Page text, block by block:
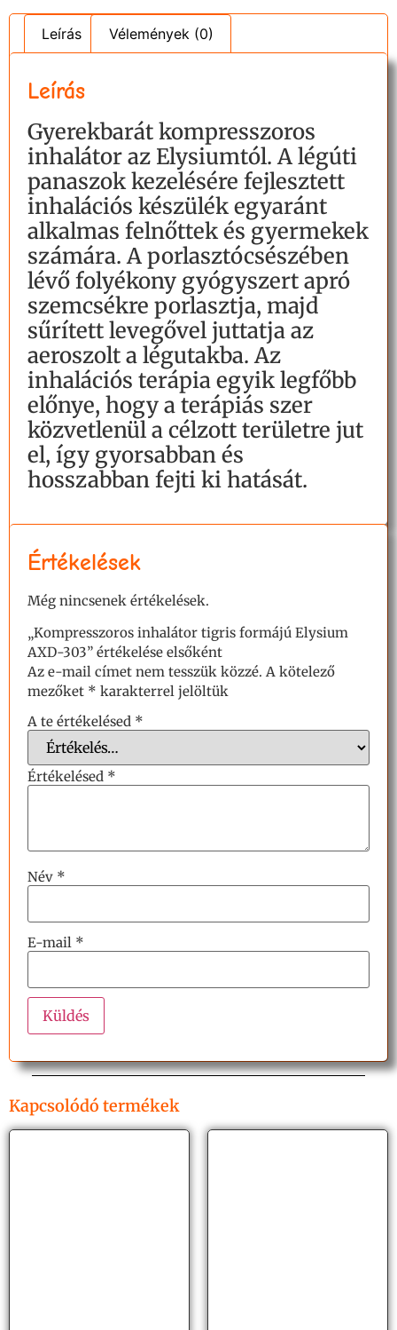
Leírás Vélemények (0)
Leírás
Gyerekbarát kompresszoros
inhalátor az Elysiumtól. A légúti
panaszok kezelésére fejlesztett
inhalációs készülék egyaránt
alkalmas felnőttek és gyermekek
számára. A porlasztócsészében
lévő folyékony gyógyszert apró
szemcsékre porlasztja, majd
sűrített levegővel juttatja az
aeroszolt a légutakba. Az
inhalációs terápia egyik legfőbb
előnye, hogy a terápiás szer
közvetlenül a célzott területre jut
el, így gyorsabban és
hosszabban fejti ki hatását.
Értékelések
Még nincsenek értékelések.
„Kompresszoros inhalátor tigris formájú Elysium
AXD-303” értékelése elsőként
Az e-mail címet nem tesszük közzé. A kötelező
mezőket * karakterrel jelöltük
A te értékelésed *
Értékelésed *
Név *
E-mail *
Kapcsolódó termékek